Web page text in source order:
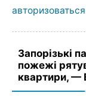
авторизоваться
Запорізькі
пожежі
квартири, —